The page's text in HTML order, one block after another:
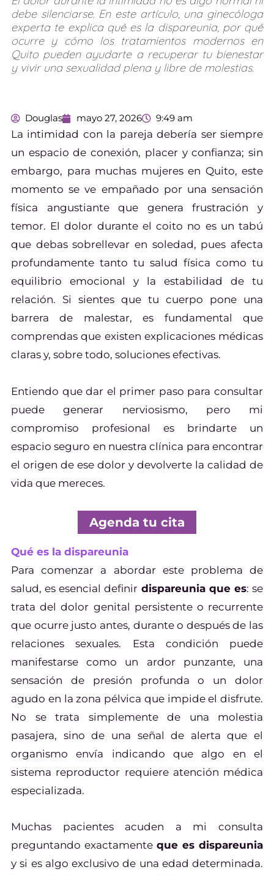
debe silenciarse. En este artículo, una ginecóloga
experta te explica qué es la dispareunia, por qué
ocurre y cómo los tratamientos modernos en
Quito pueden ayudarte a recuperar tu bienestar
y vivir una sexualidad plena y libre de molestias.
Douglas mayo 27, 2026 9:49 am
La intimidad con la pareja debería ser siempre
un espacio de conexión, placer y confianza; sin
embargo, para muchas mujeres en Quito, este
momento se ve empañado por una sensación
física angustiante que genera frustración y
temor. El dolor durante el coito no es un tabú
que debas sobrellevar en soledad, pues afecta
profundamente tanto tu salud física como tu
equilibrio emocional y la estabilidad de tu
relación. Si sientes que tu cuerpo pone una
barrera de malestar, es fundamental que
comprendas que existen explicaciones médicas
claras y, sobre todo, soluciones efectivas.
Entiendo que dar el primer paso para consultar
puede generar nerviosismo, pero mi
compromiso profesional es brindarte un
espacio seguro en nuestra clínica para encontrar
el origen de ese dolor y devolverte la calidad de
vida que mereces.
Agenda tu cita
Qué es la dispareunia
Para comenzar a abordar este problema de
salud, es esencial definir dispareunia que es: se
trata del dolor genital persistente o recurrente
que ocurre justo antes, durante o después de las
relaciones sexuales. Esta condición puede
manifestarse como un ardor punzante, una
sensación de presión profunda o un dolor
agudo en la zona pélvica que impide el disfrute.
No se trata simplemente de una molestia
pasajera, sino de una señal de alerta que el
organismo envía indicando que algo en el
sistema reproductor requiere atención médica
especializada.
Muchas pacientes acuden a mi consulta
preguntando exactamente que es dispareunia
y si es algo exclusivo de una edad determinada.